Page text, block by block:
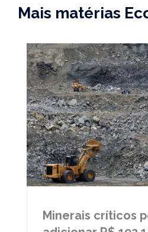
Mais matérias
Minerais críticos